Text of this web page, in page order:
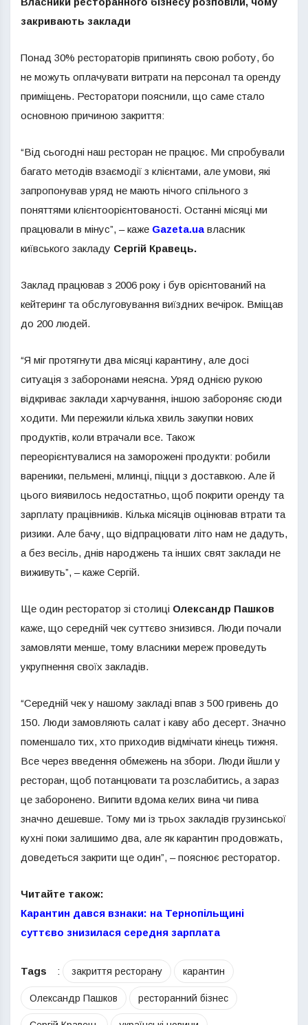
закривають заклади
Понад 30% рестораторів припинять свою роботу, бо
не можуть оплачувати витрати на персонал та оренду
приміщень. Ресторатори пояснили, що саме стало
основною причиною закриття:
“Від сьогодні наш ресторан не працює. Ми спробували
багато методів взаємодії з клієнтами, але умови, які
запропонував уряд не мають нічого спільного з
поняттями клієнтоорієнтованості. Останні місяці ми
працювали в мінус”, – каже Gazeta.ua власник
київського закладу Сергій Кравець.
Заклад працював з 2006 року і був орієнтований на
кейтеринг та обслуговування виїздних вечірок. Вміщав
до 200 людей.
“Я міг протягнути два місяці карантину, але досі
ситуація з заборонами неясна. Уряд однією рукою
відкриває заклади харчування, іншою забороняє сюди
ходити. Ми пережили кілька хвиль закупки нових
продуктів, коли втрачали все. Також
переорієнтувалися на заморожені продукти: робили
вареники, пельмені, млинці, піцци з доставкою. Але й
цього виявилось недостатньо, щоб покрити оренду та
зарплату працівників. Кілька місяців оцінював втрати та
ризики. Але бачу, що відпрацювати літо нам не дадуть,
а без весіль, днів народжень та інших свят заклади не
виживуть”, – каже Сергій.
Ще один ресторатор зі столиці Олександр Пашков
каже, що середній чек суттєво знизився. Люди почали
замовляти менше, тому власники мереж проведуть
укрупнення своїх закладів.
“Середній чек у нашому закладі впав з 500 гривень до
150. Люди замовляють салат і каву або десерт. Значно
поменшало тих, хто приходив відмічати кінець тижня.
Все через введення обмежень на збори. Люди йшли у
ресторан, щоб потанцювати та розслабитись, а зараз
це заборонено. Випити вдома келих вина чи пива
значно дешевше. Тому ми із трьох закладів грузинської
кухні поки залишимо два, але як карантин продовжать,
доведеться закрити ще один”, – пояснює ресторатор.
Читайте також:
Карантин дався взнаки: на Тернопільщині
суттєво знизилася середня зарплата
Tags : закриття ресторану карантин
Олександр Пашков ресторанний бізнес